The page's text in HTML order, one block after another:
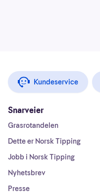
Kundeservice
Snarveier
Grasrotandelen
Dette er Norsk Tipping
Jobb i Norsk Tipping
Nyhetsbrev
Presse